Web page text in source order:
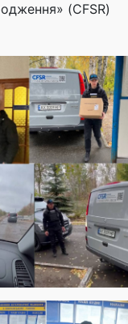
(CFSR)